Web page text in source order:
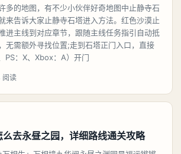
多的地图，有不少小伙伴好奇地图中止静寺石
来告诉大家止静寺石塔进入方法。红色沙漠止
进主线到对应章节，跟随主线任务指引自动抵
无需额外寻找位置;走到石塔正门入口，直接
PS：X、Xbox：A）开门
阅读
去永昼之园，详细路线通关攻略